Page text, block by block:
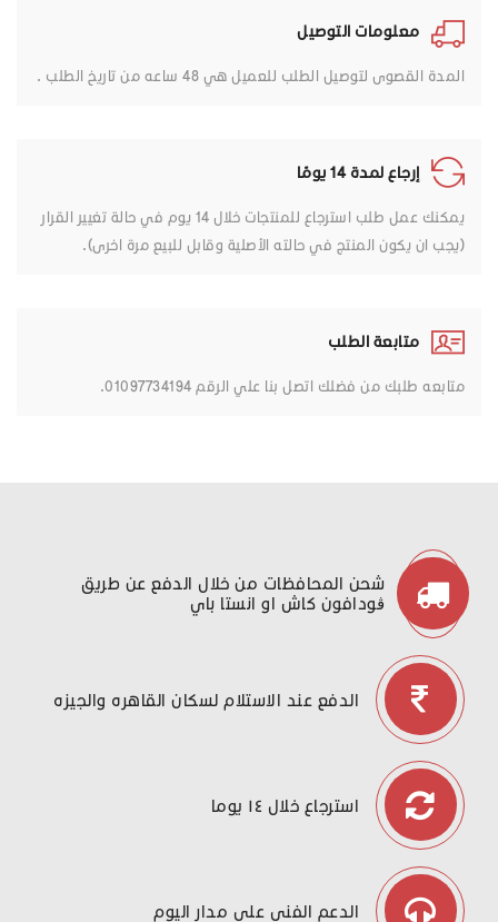
معلومات التوصيل
المدة القصوى لتوصيل الطلب للعميل هي 48 ساعه من تاريخ الطلب .
إرجاع لمدة 14 يومًا
يمكنك عمل طلب استرجاع للمنتجات خلال 14 يوم في حالة تغيير القرار
(يجب ان يكون المنتج في حالته الأصلية وقابل للبيع مرة اخرى).
متابعة الطلب
متابعه طلبك من فضلك اتصل بنا علي الرقم 01097734194.
شحن المحافظات من خلال الدفع عن طريق
ڤودافون كاش او انستا باي
الدفع عند الاستلام لسكان القاهره والجيزه
استرجاع خلال ١٤ يوما
الدعم الفني علي مدار اليوم